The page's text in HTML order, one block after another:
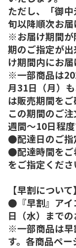
ただし、「御
旬以降順次お届
※お届け期間が
期のご指定が
け期間内にお届
※一部商品は
月31日（月）
は販売期間をご
この期間のご
週間～10日程度
●配達日のご指
●配達時間をご
をご指定くださ
【早割について】
●『早割』アイ
日（水）までの
※一部商品は早
す。各商品ペー